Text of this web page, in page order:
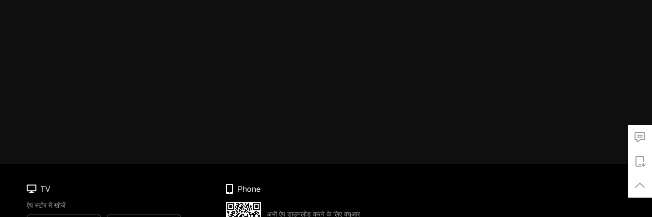
TV
ऐप स्टोर में खोजें
Phone
अभी ऐप डाउनलोड करने के लिए क्यूआर